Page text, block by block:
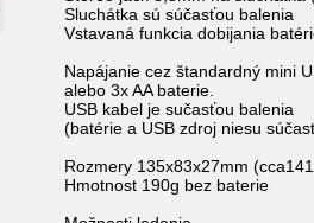
Sluchátka sú súčasťou balenia
Vstavaná funkcia dobijania
Napájanie cez štandardný mini
alebo 3x AA baterie.
USB kabel je sučasťou balenia
(batérie a USB zdroj niesu
Rozmery 135x83x27mm
Hmotnost 190g bez baterie